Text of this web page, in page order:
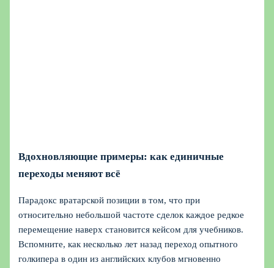
Вдохновляющие примеры: как единичные
переходы меняют всё
Парадокс вратарской позиции в том, что при
относительно небольшой частоте сделок каждое редкое
перемещение наверх становится кейсом для учебников.
Вспомните, как несколько лет назад переход опытного
голкипера в один из английских клубов мгновенно